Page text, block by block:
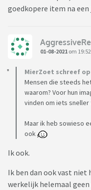
goedkopere item na een
01-08-2021 om 19:52
MierZoet schreef op
Mensen die steeds
waarom? Voor hun
vinden om iets sneller
Maar ik heb sowieso
ook
Ik ook.
Ik ben dan ook vast
werkelijk helemaal geen